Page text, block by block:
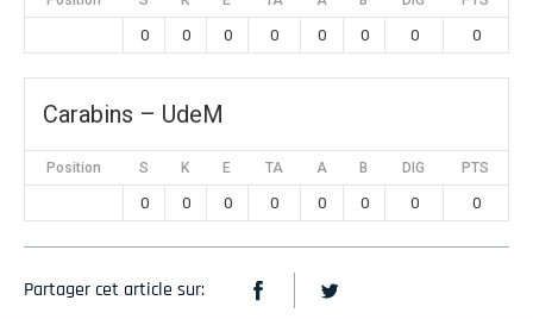
0 0 0 0 0 0 0 0
Carabins – UdeM
Position S K E TA A B DIG PTS
0 0 0 0 0 0 0 0
Partager cet article sur: